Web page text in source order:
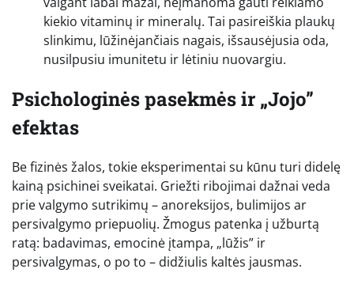
kiekio vitaminų ir mineralų. Tai pasireiškia plaukų
slinkimu, lūžinėjančiais nagais, išsausėjusia oda,
nusilpusiu imunitetu ir lėtiniu nuovargiu.
Psichologinės pasekmės ir „Jojo”
efektas
Be fizinės žalos, tokie eksperimentai su kūnu turi didelę
kainą psichinei sveikatai. Griežti ribojimai dažnai veda
prie valgymo sutrikimų – anoreksijos, bulimijos ar
persivalgymo priepuolių. Žmogus patenka į užburtą
ratą: badavimas, emocinė įtampa, „lūžis” ir
persivalgymas, o po to – didžiulis kaltės jausmas.